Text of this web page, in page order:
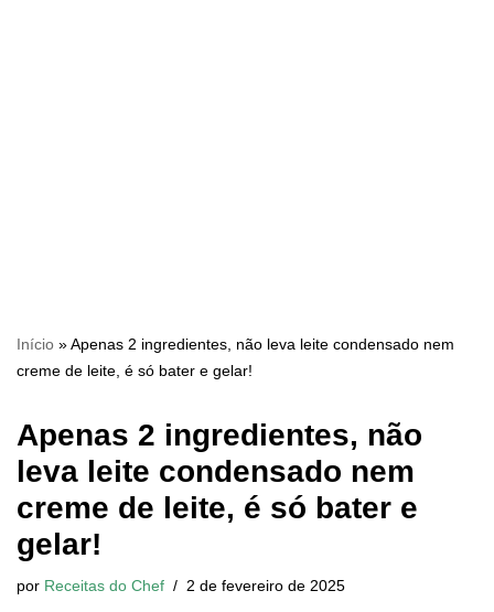
Início »Apenas 2 ingredientes, não leva leite condensado nem
creme de leite, é só bater e gelar!
Apenas 2 ingredientes, não
leva leite condensado nem
creme de leite, é só bater e
gelar!
por Receitas do Chef 2 de fevereiro de 2025